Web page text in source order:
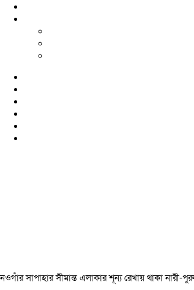
নওগাঁর সাপাহার সীমান্ত এলাকার শূন্য রেখায় থাকা নারী-